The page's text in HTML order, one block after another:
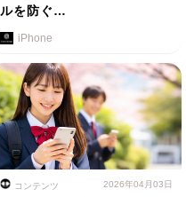
ルを防ぐ…
iPhone
コンテンツ 2026年04月03日